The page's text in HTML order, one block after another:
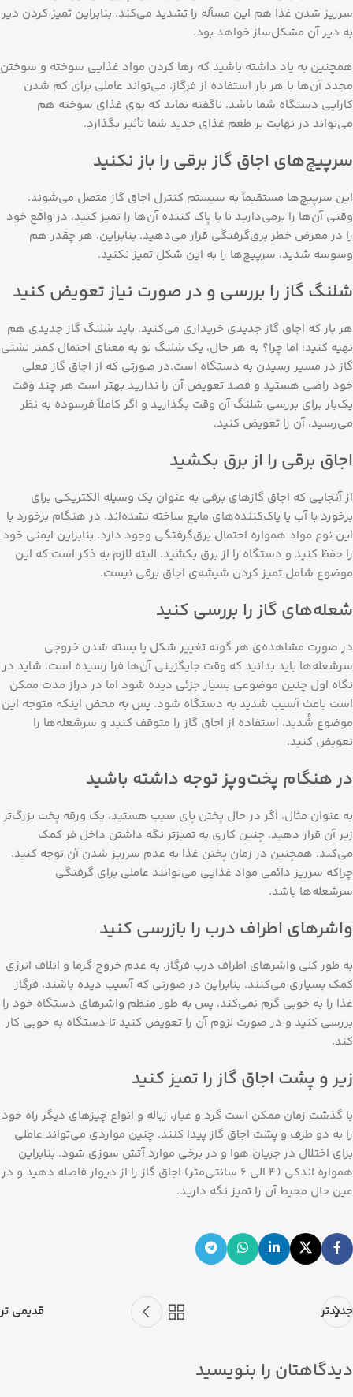
سرریز شدن غذا هم این مسأله را تشدید می‌کند. بنابراین تمیز کردن دیر
به دیر آن مشکل‌ساز خواهد بود.
همچنین به یاد داشته باشید که رها کردن مواد غذایی سوخته و سوختن
مجدد آن‌ها با هر بار استفاده از فرگاز، می‌تواند عاملی برای کم شدن
کارایی دستگاه شما باشد. ناگفته نماند که بوی غذای سوخته هم
می‌تواند در نهایت بر طعم غذای جدید شما تأثیر بگذارد.
سرپیچ‌های اجاق گاز برقی را باز نکنید
این سرپیچ‌ها مستقیماً به سیستم کنترل اجاق گاز متصل می‌شوند.
وقتی آن‌ها را برمی‌دارید تا با پاک کننده آن‌ها را تمیز کنید، در واقع خود
را در معرض خطر برق‌گرفتگی قرار می‌دهید. بنابراین، هر چقدر هم
وسوسه شدید، سرپیچ‌ها را به این شکل تمیز نکنید.
شلنگ گاز را بررسی و در صورت نیاز تعویض کنید
هر بار که اجاق گاز جدیدی خریداری می‌کنید، باید شلنگ گاز جدیدی هم
تهیه کنید؛ اما چرا؟ به هر حال، یک شلنگ نو به معنای احتمال کمتر نشتی
گاز در مسیر رسیدن به دستگاه است.در صورتی که از اجاق گاز فعلی
خود راضی هستید و قصد تعویض آن را ندارید بهتر است هر چند وقت
یک‌بار برای بررسی شلنگ آن وقت بگذارید و اگر کاملاً فرسوده به نظر
می‌رسید، آن را تعویض کنید.
اجاق برقی را از برق بکشید
از آنجایی که اجاق گازهای برقی به عنوان یک وسیله الکتریکی برای
برخورد با آب یا پاک‌کننده‌های مایع ساخته نشده‌اند. در هنگام برخورد با
این نوع مواد همواره احتمال برق‌گرفتگی وجود دارد. بنابراین ایمنی خود
را حفظ کنید و دستگاه را از برق بکشید. البته لازم به ذکر است که این
موضوع شامل تمیز کردن شیشه‌ی اجاق برقی نیست.
شعله‌های گاز را بررسی کنید
در صورت مشاهده‌ی هر گونه تغییر شکل یا بسته شدن خروجی
سرشعله‌ها باید بدانید که وقت جایگزینی آن‌ها فرا رسیده است. شاید در
نگاه اول چنین موضوعی بسیار جزئی دیده شود اما در دراز مدت ممکن
است باعث آسیب شدید به دستگاه شود. پس به محض اینکه متوجه این
موضوع شُدید، استفاده از اجاق گاز را متوقف کنید و سرشعله‌ها را
تعویض کنید.
در هنگام پخت‌وپز توجه داشته باشید
به عنوان مثال، اگر در حال پختن پای سیب هستید، یک ورقه پخت بزرگ‌تر
زیر آن قرار دهید. چنین کاری به تمیزتر نگه داشتن داخل فر کمک
می‌کند. همچنین در زمان پختن غذا به عدم سرریز شدن آن توجه کنید.
چراکه سرریز دائمی مواد غذایی می‌توانند عاملی برای گرفتگی
سرشعله‌ها باشد.
واشرهای اطراف درب را بازرسی کنید
به طور کلی واشرهای اطراف درب فرگاز، به عدم خروج گرما و اتلاف انرژی
کمک بسیاری می‌کنند. بنابراین در صورتی که آسیب دیده باشند، فرگاز
غذا را به خوبی گرم نمی‌کند. پس به طور منظم واشرهای دستگاه خود را
بررسی کنید و در صورت لزوم آن را تعویض کنید تا دستگاه به خوبی کار
کند.
زیر و پشت اجاق گاز را تمیز کنید
با گذشت زمان ممکن است گرد و غبار، زباله و انواع چیزهای دیگر راه خود
را به دو طرف و پشت اجاق گاز پیدا کنند. چنین مواردی می‌تواند عاملی
برای اختلال در جریان هوا و در برخی موارد آتش سوزی شود. بنابراین
همواره اندکی (۴ الی ۶ سانتی‌متر) اجاق گاز را از دیوار فاصله دهید و در
عین حال محیط آن را تمیز نگه دارید.
جدیدتر قدیمی تر
دیدگاهتان را بنویسید